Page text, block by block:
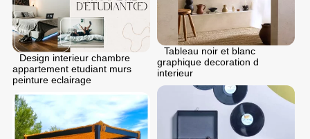
Tableau noir et blanc
graphique decoration d
interieur
Design interieur chambre
appartement etudiant murs
peinture eclairage